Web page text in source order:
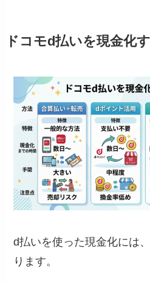
ドコモd払いを現金化
d払いを使った現金化には
ります。